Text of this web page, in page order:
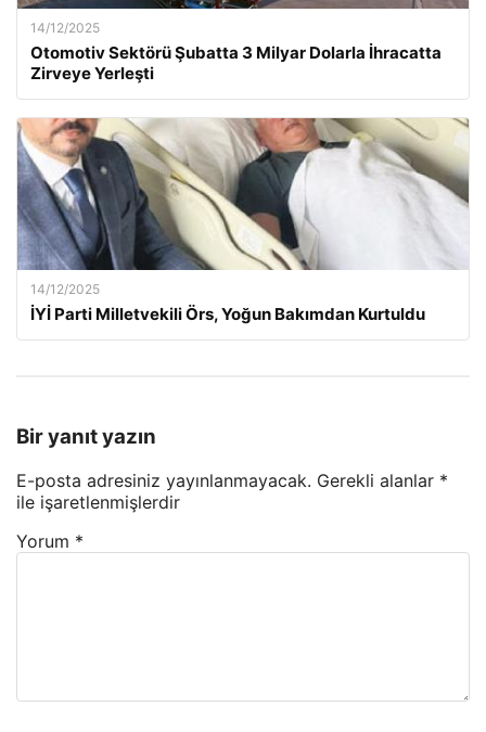
14/12/2025
Otomotiv Sektörü Şubatta 3 Milyar Dolarla İhracatta
Zirveye Yerleşti
14/12/2025
İYİ Parti Milletvekili Örs, Yoğun Bakımdan Kurtuldu
Bir yanıt yazın
E-posta adresiniz yayınlanmayacak. Gerekli alanlar *
ile işaretlenmişlerdir
Yorum *